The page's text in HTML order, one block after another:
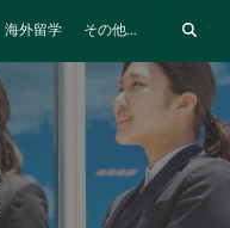
海外留学 その他...